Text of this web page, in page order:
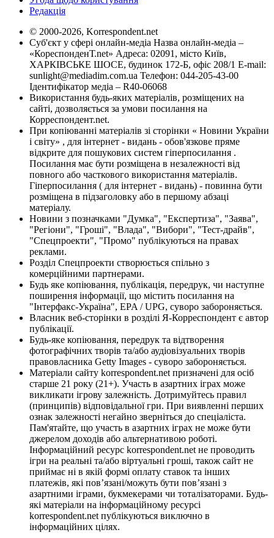
Редакція
© 2000-2026, Korrespondent.net
Суб'єкт у сфері онлайн-медіа Назва онлайн-медіа –
«КореспонденТ.net» Адреса: 02091, місто Київ,
ХАРКІВСЬКЕ ШОСЕ, будинок 172-Б, офіс 208/1 E-mail:
sunlight@mediadim.com.ua Телефон: 044-205-43-00
Ідентифікатор медіа – R40-06068
Використання будь-яких матеріалів, розміщених на
сайті, дозволяється за умови посилання на
Корреспондент.net.
При копіюванні матеріалів зі сторінки « Новини України
і світу» , для інтернет - видань - обов'язкове пряме
відкрите для пошукових систем гіперпосилання .
Посилання має бути розміщена в незалежності від
повного або часткового використання матеріалів.
Гіперпосилання ( для інтернет - видань) - повинна бути
розміщена в підзаголовку або в першому абзаці
матеріалу.
Новини з позначками "Думка", "Експертиза", "Заява",
"Регіони", "Гроші", "Влада", "Вибори", "Тест-драйв",
"Спецпроекти", "Промо" публікуються на правах
реклами.
Розділ Спецпроекти створюється спільно з
комерційними партнерами.
Будь яке копіювання, публікація, передрук, чи наступне
поширення інформації, що містить посилання на
"Інтерфакс-Україна", EPA / UPG, суворо забороняється.
Власник веб-сторінки в розділі Я-Корреспондент є автор
публікації.
Будь-яке копіювання, передрук та відтворення
фотографічних творів та/або аудіовізуальних творів
правовласника Getty Images - суворо забороняється.
Матеріали сайту korrespondent.net призначені для осіб
старше 21 року (21+). Участь в азартних іграх може
викликати ігрову залежність. Дотримуйтесь правил
(принципів) відповідальної гри. При виявленні перших
ознак залежності негайно зверніться до спеціаліста.
Пам'ятайте, що участь в азартних іграх не може бути
джерелом доходів або альтернативою роботі.
Інформаційний ресурс korrespondent.net не проводить
ігри на реальні та/або віртуальні гроші, також сайт не
приймає ні в якій формі оплату ставок та інших
платежів, які пов’язані/можуть бути пов’язані з
азартними іграми, букмекерами чи тоталізаторами. Будь-
які матеріали на інформаційному ресурсі
korrespondent.net публікуються виключно в
інформаційних цілях.